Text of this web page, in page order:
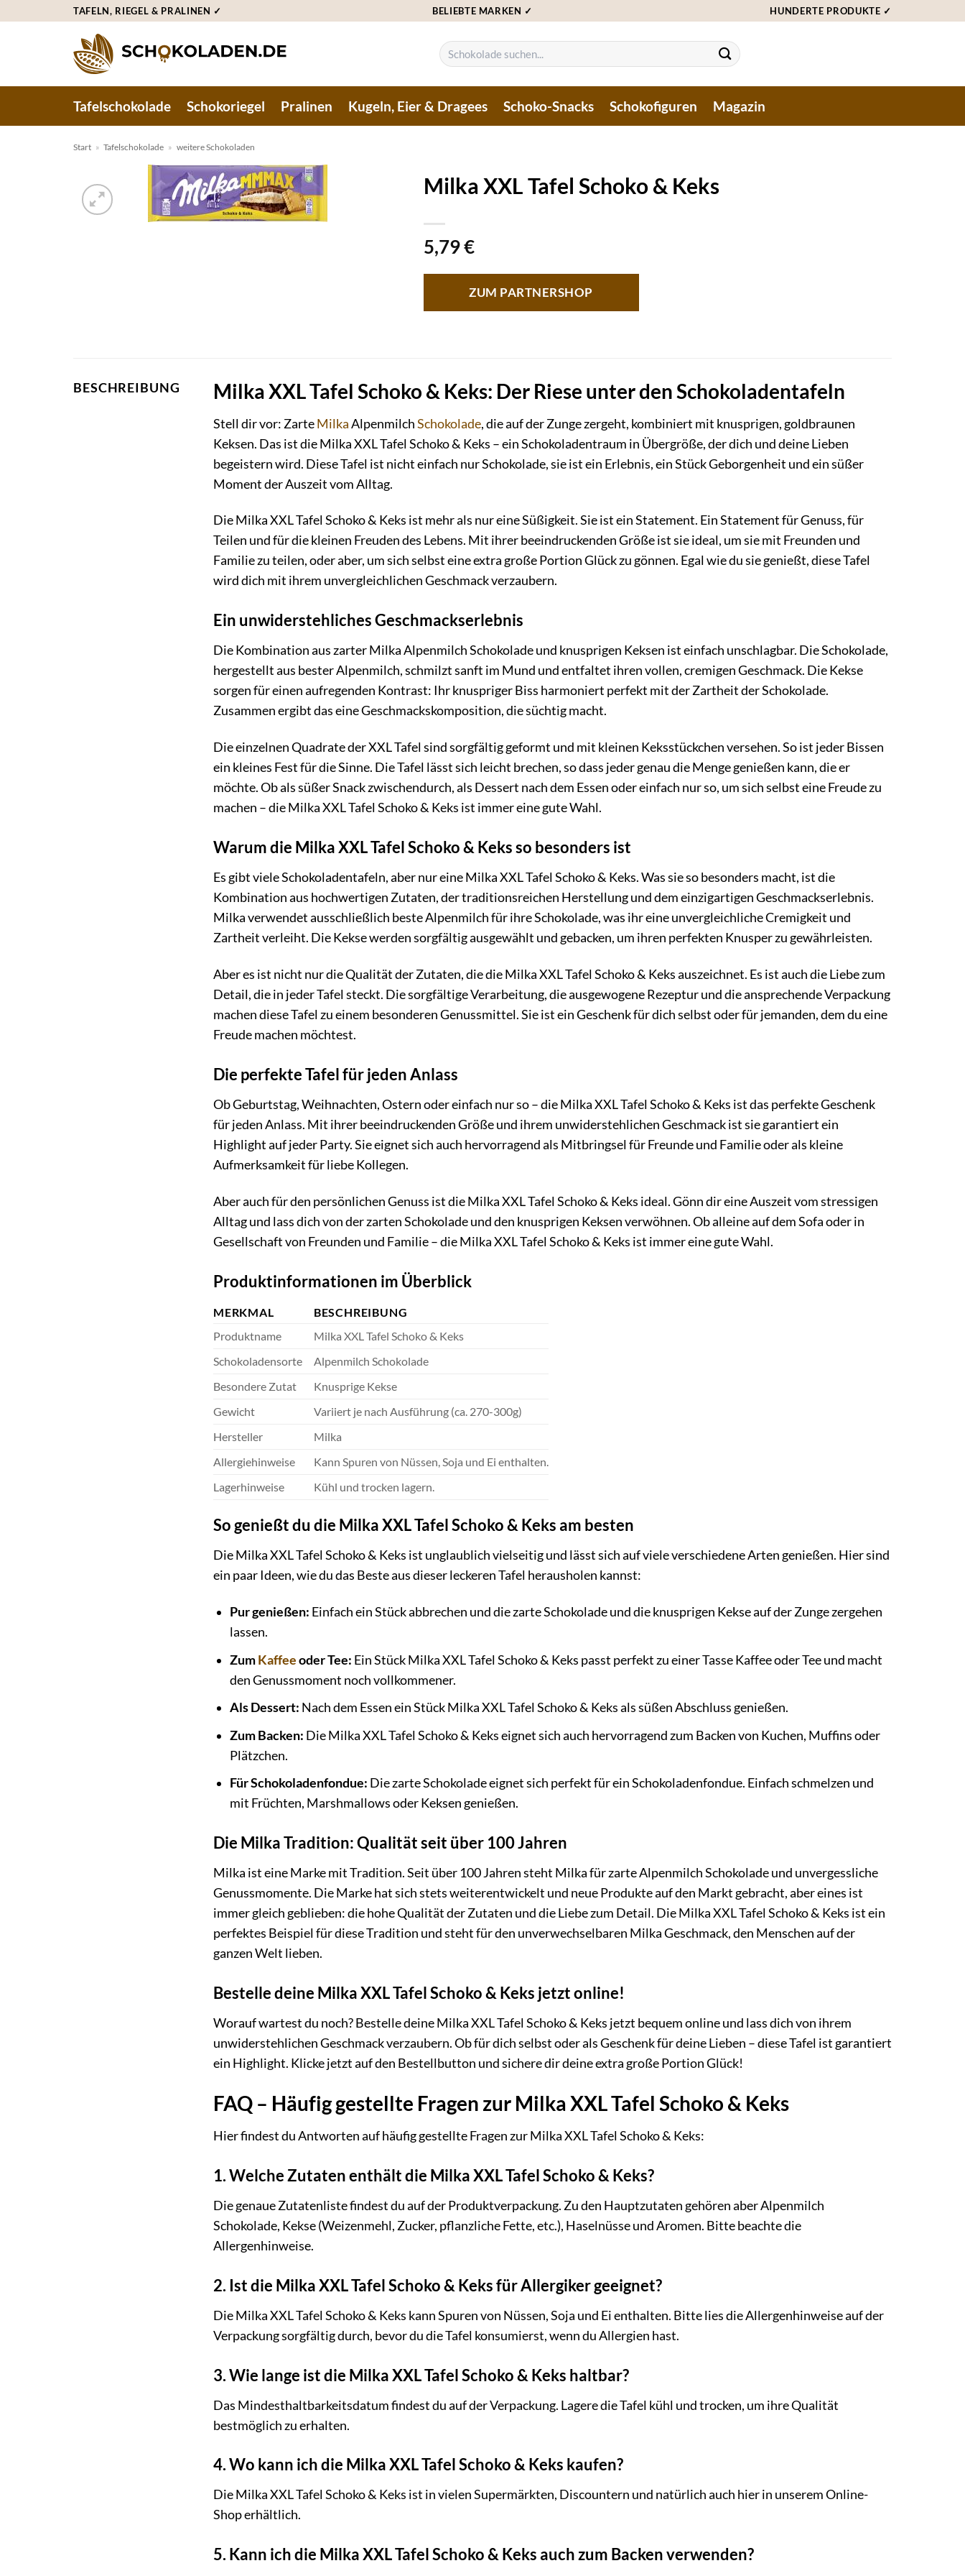
TAFELN, RIEGEL & PRALINEN ✓ BELIEBTE MARKEN ✓ HUNDERTE PRODUKTE ✓
Suchen
nach:
Tafelschokolade Schokoriegel Pralinen Kugeln, Eier & Dragees Schoko-Snacks Schokofiguren Magazin
Start » Tafelschokolade » weitere Schokoladen
Milka XXL Tafel Schoko & Keks
5,79€
ZUM PARTNERSHOP
BESCHREIBUNG Milka XXL Tafel Schoko & Keks: Der Riese unter den Schokoladentafeln
Stell dir vor: ZarteMilkaAlpenmilchSchokolade, die auf der Zunge zergeht, kombiniert mit knusprigen, goldbraunen
Keksen. Das ist die Milka XXL Tafel Schoko & Keks – ein Schokoladentraum in Übergröße, der dich und deine Lieben
begeistern wird. Diese Tafel ist nicht einfach nur Schokolade, sie ist ein Erlebnis, ein Stück Geborgenheit und ein süßer
Moment der Auszeit vom Alltag.
Die Milka XXL Tafel Schoko & Keks ist mehr als nur eine Süßigkeit. Sie ist ein Statement. Ein Statement für Genuss, für
Teilen und für die kleinen Freuden des Lebens. Mit ihrer beeindruckenden Größe ist sie ideal, um sie mit Freunden und
Familie zu teilen, oder aber, um sich selbst eine extra große Portion Glück zu gönnen. Egal wie du sie genießt, diese Tafel
wird dich mit ihrem unvergleichlichen Geschmack verzaubern.
Ein unwiderstehliches Geschmackserlebnis
Die Kombination aus zarter Milka Alpenmilch Schokolade und knusprigen Keksen ist einfach unschlagbar. Die Schokolade,
hergestellt aus bester Alpenmilch, schmilzt sanft im Mund und entfaltet ihren vollen, cremigen Geschmack. Die Kekse
sorgen für einen aufregenden Kontrast: Ihr knuspriger Biss harmoniert perfekt mit der Zartheit der Schokolade.
Zusammen ergibt das eine Geschmackskomposition, die süchtig macht.
Die einzelnen Quadrate der XXL Tafel sind sorgfältig geformt und mit kleinen Keksstückchen versehen. So ist jeder Bissen
ein kleines Fest für die Sinne. Die Tafel lässt sich leicht brechen, so dass jeder genau die Menge genießen kann, die er
möchte. Ob als süßer Snack zwischendurch, als Dessert nach dem Essen oder einfach nur so, um sich selbst eine Freude zu
machen – die Milka XXL Tafel Schoko & Keks ist immer eine gute Wahl.
Warum die Milka XXL Tafel Schoko & Keks so besonders ist
Es gibt viele Schokoladentafeln, aber nur eine Milka XXL Tafel Schoko & Keks. Was sie so besonders macht, ist die
Kombination aus hochwertigen Zutaten, der traditionsreichen Herstellung und dem einzigartigen Geschmackserlebnis.
Milka verwendet ausschließlich beste Alpenmilch für ihre Schokolade, was ihr eine unvergleichliche Cremigkeit und
Zartheit verleiht. Die Kekse werden sorgfältig ausgewählt und gebacken, um ihren perfekten Knusper zu gewährleisten.
Aber es ist nicht nur die Qualität der Zutaten, die die Milka XXL Tafel Schoko & Keks auszeichnet. Es ist auch die Liebe zum
Detail, die in jeder Tafel steckt. Die sorgfältige Verarbeitung, die ausgewogene Rezeptur und die ansprechende Verpackung
machen diese Tafel zu einem besonderen Genussmittel. Sie ist ein Geschenk für dich selbst oder für jemanden, dem du eine
Freude machen möchtest.
Die perfekte Tafel für jeden Anlass
Ob Geburtstag, Weihnachten, Ostern oder einfach nur so – die Milka XXL Tafel Schoko & Keks ist das perfekte Geschenk
für jeden Anlass. Mit ihrer beeindruckenden Größe und ihrem unwiderstehlichen Geschmack ist sie garantiert ein
Highlight auf jeder Party. Sie eignet sich auch hervorragend als Mitbringsel für Freunde und Familie oder als kleine
Aufmerksamkeit für liebe Kollegen.
Aber auch für den persönlichen Genuss ist die Milka XXL Tafel Schoko & Keks ideal. Gönn dir eine Auszeit vom stressigen
Alltag und lass dich von der zarten Schokolade und den knusprigen Keksen verwöhnen. Ob alleine auf dem Sofa oder in
Gesellschaft von Freunden und Familie – die Milka XXL Tafel Schoko & Keks ist immer eine gute Wahl.
Produktinformationen im Überblick
MERKMAL
BESCHREIBUNG
Produktname
Milka XXL Tafel Schoko & Keks
Schokoladensorte
Alpenmilch Schokolade
Besondere Zutat
Knusprige Kekse
Gewicht
Variiert je nach Ausführung (ca. 270-300g)
Hersteller
Milka
Allergiehinweise
Kann Spuren von Nüssen, Soja und Ei enthalten.
Lagerhinweise
Kühl und trocken lagern.
So genießt du die Milka XXL Tafel Schoko & Keks am besten
Die Milka XXL Tafel Schoko & Keks ist unglaublich vielseitig und lässt sich auf viele verschiedene Arten genießen. Hier sind
ein paar Ideen, wie du das Beste aus dieser leckeren Tafel herausholen kannst:
Pur genießen: Einfach ein Stück abbrechen und die zarte Schokolade und die knusprigen Kekse auf der Zunge zergehen
lassen.
ZumKaffeeoder Tee: Ein Stück Milka XXL Tafel Schoko & Keks passt perfekt zu einer Tasse Kaffee oder Tee und macht
den Genussmoment noch vollkommener.
Als Dessert: Nach dem Essen ein Stück Milka XXL Tafel Schoko & Keks als süßen Abschluss genießen.
Zum Backen: Die Milka XXL Tafel Schoko & Keks eignet sich auch hervorragend zum Backen von Kuchen, Muffins oder
Plätzchen.
Für Schokoladenfondue: Die zarte Schokolade eignet sich perfekt für ein Schokoladenfondue. Einfach schmelzen und
mit Früchten, Marshmallows oder Keksen genießen.
Die Milka Tradition: Qualität seit über 100 Jahren
Milka ist eine Marke mit Tradition. Seit über 100 Jahren steht Milka für zarte Alpenmilch Schokolade und unvergessliche
Genussmomente. Die Marke hat sich stets weiterentwickelt und neue Produkte auf den Markt gebracht, aber eines ist
immer gleich geblieben: die hohe Qualität der Zutaten und die Liebe zum Detail. Die Milka XXL Tafel Schoko & Keks ist ein
perfektes Beispiel für diese Tradition und steht für den unverwechselbaren Milka Geschmack, den Menschen auf der
ganzen Welt lieben.
Bestelle deine Milka XXL Tafel Schoko & Keks jetzt online!
Worauf wartest du noch? Bestelle deine Milka XXL Tafel Schoko & Keks jetzt bequem online und lass dich von ihrem
unwiderstehlichen Geschmack verzaubern. Ob für dich selbst oder als Geschenk für deine Lieben – diese Tafel ist garantiert
ein Highlight. Klicke jetzt auf den Bestellbutton und sichere dir deine extra große Portion Glück!
FAQ – Häufig gestellte Fragen zur Milka XXL Tafel Schoko & Keks
Hier findest du Antworten auf häufig gestellte Fragen zur Milka XXL Tafel Schoko & Keks:
1. Welche Zutaten enthält die Milka XXL Tafel Schoko & Keks?
Die genaue Zutatenliste findest du auf der Produktverpackung. Zu den Hauptzutaten gehören aber Alpenmilch
Schokolade, Kekse (Weizenmehl, Zucker, pflanzliche Fette, etc.), Haselnüsse und Aromen. Bitte beachte die
Allergenhinweise.
2. Ist die Milka XXL Tafel Schoko & Keks für Allergiker geeignet?
Die Milka XXL Tafel Schoko & Keks kann Spuren von Nüssen, Soja und Ei enthalten. Bitte lies die Allergenhinweise auf der
Verpackung sorgfältig durch, bevor du die Tafel konsumierst, wenn du Allergien hast.
3. Wie lange ist die Milka XXL Tafel Schoko & Keks haltbar?
Das Mindesthaltbarkeitsdatum findest du auf der Verpackung. Lagere die Tafel kühl und trocken, um ihre Qualität
bestmöglich zu erhalten.
4. Wo kann ich die Milka XXL Tafel Schoko & Keks kaufen?
Die Milka XXL Tafel Schoko & Keks ist in vielen Supermärkten, Discountern und natürlich auch hier in unserem Online-
Shop erhältlich.
5. Kann ich die Milka XXL Tafel Schoko & Keks auch zum Backen verwenden?